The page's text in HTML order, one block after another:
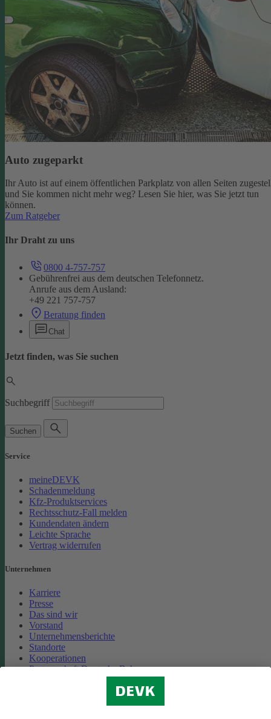
Auto zugeparkt
Ihr Auto ist auf einem öffentlichen Parkplatz von allen Seiten
und Sie kommen nicht mehr weg? Lesen Sie hier, was Sie jetzt tun
können.
Zum Ratgeber
Ihr Draht zu uns
0800 4-757-757
Gebührenfrei aus dem deutschen Telefonnetz.
Anrufe aus dem Ausland:
+49 221 757-757
Beratung finden
Chat
Jetzt finden, was Sie suchen
Suchbegriff
Suchen
Service
meineDEVK
Schadenmeldung
Kfz-Produktservices
Rechtsschutz-Fall melden
Kundendaten ändern
Leichte Sprache
Vertrag widerrufen
Unternehmen
Karriere
Presse
Das sind wir
Vorstand
Unternehmensberichte
Standorte
Kooperationen
Partnerschaft Deutsche Bahn